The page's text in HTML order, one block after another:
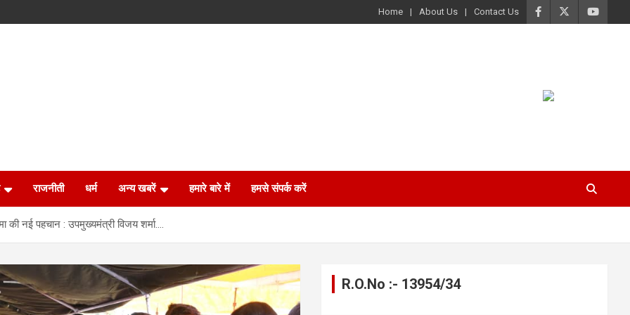
Home About Us Contact Us
राजनीती धर्म अन्य खबरें हमारे बारे में हमसे संपर्क करें
की नई पहचान : उपमुख्यमंत्री विजय शर्मा….
R.O.No :- 13954/34